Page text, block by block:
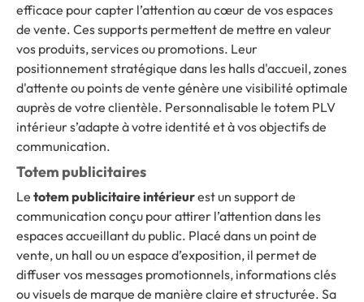
efficace pour capter l’attention au cœur de vos espaces
de vente. Ces supports permettent de mettre en valeur
vos produits, services ou promotions. Leur
positionnement stratégique dans les halls d'accueil, zones
d'attente ou points de vente génère une visibilité optimale
auprès de votre clientèle. Personnalisable le totem PLV
intérieur s’adapte à votre identité et à vos objectifs de
communication.
Totem publicitaires
Le totem publicitaire intérieurest un support de
communication conçu pour attirer l’attention dans les
espaces accueillant du public. Placé dans un point de
vente, un hall ou un espace d’exposition, il permet de
diffuser vos messages promotionnels, informations clés
ou visuels de marque de manière claire et structurée. Sa